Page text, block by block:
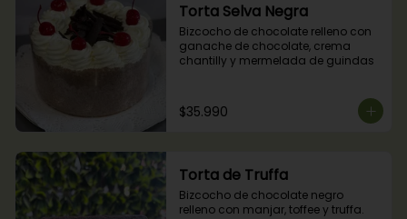
Torta Selva Negra
Bizcocho de chocolate relleno con
ganache de chocolate, crema
chantilly y mermelada de guindas
$35.990
Torta de Truffa
Bizcocho de chocolate negro
relleno con manjar, toffee y truffa.